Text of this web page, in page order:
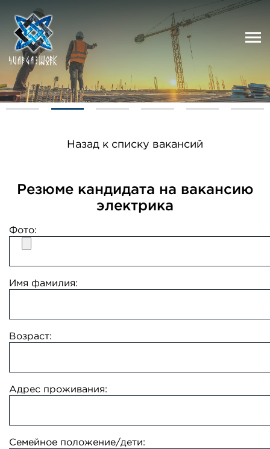
Назад к списку вакансий
Резюме кандидата на вакансию
электрика
Фото:
Имя фамилия:
Возраст:
Адрес проживания:
Семейное положение/дети: